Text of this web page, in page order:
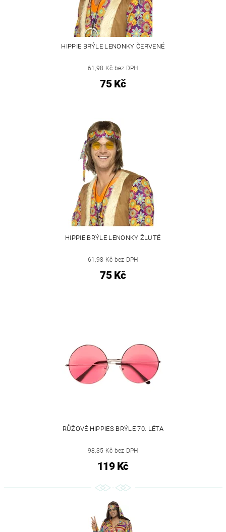
HIPPIE BRÝLE LENONKY ČERVENÉ
61,98 Kč bez DPH
75 Kč
HIPPIE BRÝLE LENONKY ŽLUTÉ
61,98 Kč bez DPH
75 Kč
RŮŽOVÉ HIPPIES BRÝLE 70. LÉTA
98,35 Kč bez DPH
119 Kč